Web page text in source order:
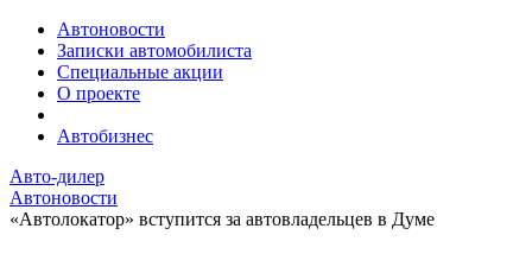
Автоновости
Записки автомобилиста
Специальные акции
О проекте
Автобизнес
Авто-дилер
Автоновости
«Автолокатор» вступится за автовладельцев в Думе